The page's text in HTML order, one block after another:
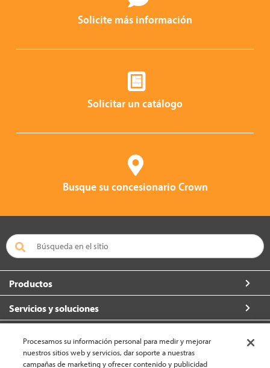
Solicite más información
Solicitar un catálogo
Busque su concesionario Crown
Productos
Servicios y soluciones
Conecte con nosotros
Procesamos su información personal para medir y mejorar
nuestros sitios web y servicios, dar soporte a nuestras
campañas de marketing y ofrecer contenido y publicidad